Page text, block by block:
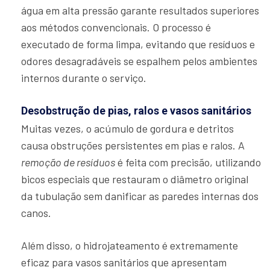
água em alta pressão garante resultados superiores
aos métodos convencionais. O processo é
executado de forma limpa, evitando que resíduos e
odores desagradáveis se espalhem pelos ambientes
internos durante o serviço.
Desobstrução de pias, ralos e vasos sanitários
Muitas vezes, o acúmulo de gordura e detritos
causa obstruções persistentes em pias e ralos. A
remoção de resíduosé feita com precisão, utilizando
bicos especiais que restauram o diâmetro original
da tubulação sem danificar as paredes internas dos
canos.
Além disso, o hidrojateamento é extremamente
eficaz para vasos sanitários que apresentam